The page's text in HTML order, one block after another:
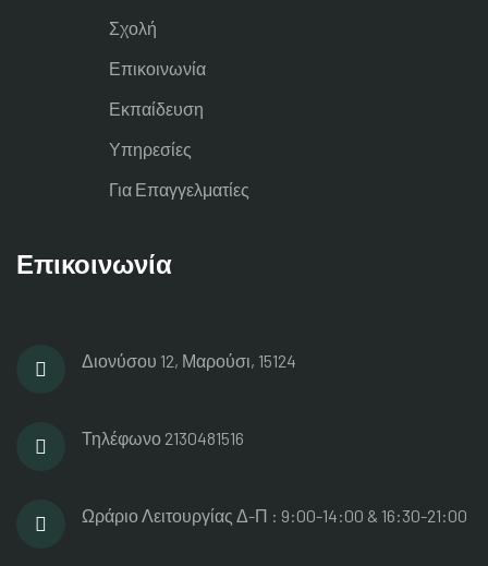
Σχολή
Επικοινωνία
Εκπαίδευση
Υπηρεσίες
Για Επαγγελματίες
Επικοινωνία
Διονύσου 12, Μαρούσι, 15124
Τηλέφωνο 2130481516
Ωράριο Λειτουργίας Δ-Π : 9:00-14:00 & 16:30-21:00